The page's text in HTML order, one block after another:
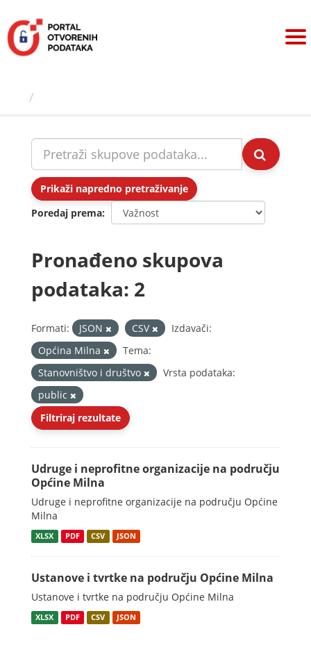
sadržaj
Prikaži napredno pretraživanje
Poredaj prema
Pronađeno skupova
podataka: 2
Formati: JSON CSV
Izdavači:
Općina Milna
Tema:
Stanovništvo i društvo
Vrsta podataka:
public
Filtriraj rezultate
Udruge i neprofitne organizacije na području
Općine Milna
Udruge i neprofitne organizacije na području Općine
Milna
XLSX PDF CSV JSON
Ustanove i tvrtke na području Općine Milna
Ustanove i tvrtke na području Općine Milna
XLSX PDF CSV JSON